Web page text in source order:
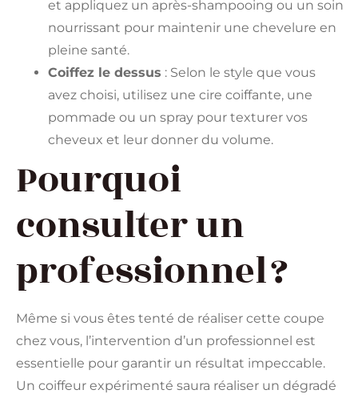
et appliquez un après-shampooing ou un soin
nourrissant pour maintenir une chevelure en
pleine santé.
Coiffez le dessus : Selon le style que vous
avez choisi, utilisez une cire coiffante, une
pommade ou un spray pour texturer vos
cheveux et leur donner du volume.
Pourquoi
consulter un
professionnel ?
Même si vous êtes tenté de réaliser cette coupe
chez vous, l’intervention d’un professionnel est
essentielle pour garantir un résultat impeccable.
Un coiffeur expérimenté saura réaliser un dégradé